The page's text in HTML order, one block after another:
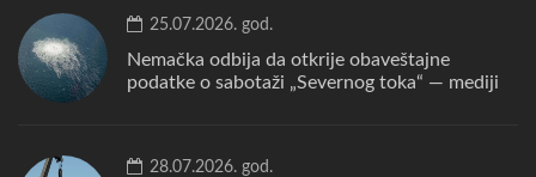
25.07.2026. god.
Nemačka odbija da otkrije obaveštajne
podatke o sabotaži „Severnog toka“ — mediji
28.07.2026. god.